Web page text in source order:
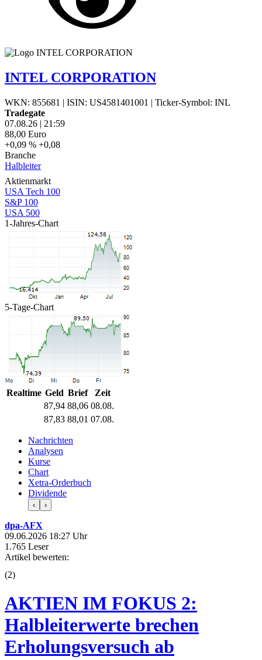
INTEL CORPORATION
WKN: 855681 | ISIN: US4581401001 | Ticker-Symbol: INL
Tradegate
07.08.26 | 21:59
88,00 Euro
+0,09 % +0,08
Branche
Halbleiter
Aktienmarkt
USA Tech 100
S&P 100
USA 500
1-Jahres-Chart
5-Tage-Chart
Realtime Geld Brief
Zeit
87,94 88,06 08.08.
87,83 88,01 07.08.
Nachrichten
Analysen
Kurse
Chart
Xetra-Orderbuch
Dividende
‹ ›
dpa-AFX
09.06.2026 18:27 Uhr
1.765 Leser
Artikel bewerten:
(2)
AKTIEN IM FOKUS 2:
Halbleiterwerte brechen
Erholungsversuch ab